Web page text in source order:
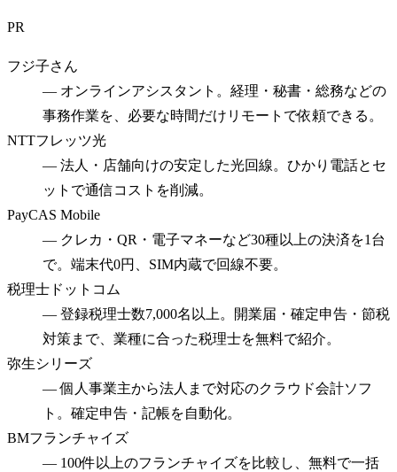
PR
フジ子さん
— オンラインアシスタント。経理・秘書・総務などの
事務作業を、必要な時間だけリモートで依頼できる。
NTTフレッツ光
— 法人・店舗向けの安定した光回線。ひかり電話とセ
ットで通信コストを削減。
PayCAS Mobile
— クレカ・QR・電子マネーなど30種以上の決済を1台
で。端末代0円、SIM内蔵で回線不要。
税理士ドットコム
— 登録税理士数7,000名以上。開業届・確定申告・節税
対策まで、業種に合った税理士を無料で紹介。
弥生シリーズ
—個人事業主から法人まで対応のクラウド会計ソフ
ト。確定申告・記帳を自動化。
BMフランチャイズ
— 100件以上のフランチャイズを比較し、無料で一括